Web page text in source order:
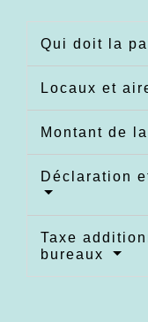
Qui doit la
Locaux et
Montant de
Déclaration
Taxe
bureaux